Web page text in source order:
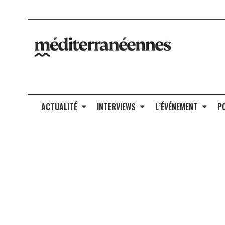
ACTUALITÉ INTERVIEWS L’ÉVÉNEMENT